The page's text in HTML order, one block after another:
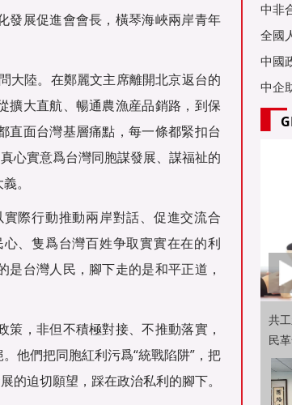
發展促進會會長，橫琴海峽兩岸青年
大陸。在鄭麗文主席離開北京返台的
擴大直航、暢通農漁産品銷路，到保
直面台灣基層痛點，每一條都緊扣台
心實意爲台灣同胞謀發展、謀福祉的
。
際行動推動兩岸對話、促進交流合
、隻爲台灣百姓争取實實在在的利
台灣人民，腳下走的是和平正道，
，非但不積極對接、不推動落實，
他們把同胞紅利污爲“統戰陷阱”，把
的迫切願望，踩在政治私利的腳下。
烏友
中非
全國
亞舉
中國
中企
共
民